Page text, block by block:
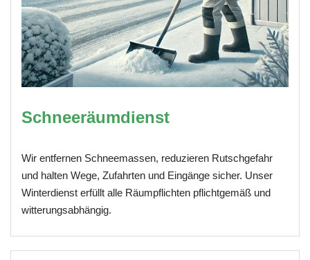
Schneeräumdienst
Wir entfernen Schneemassen, reduzieren Rutschgefahr
und halten Wege, Zufahrten und Eingänge sicher. Unser
Winterdienst erfüllt alle Räumpflichten pflichtgemäß und
witterungsabhängig.